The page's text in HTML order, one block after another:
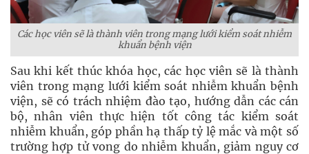
Các học viên sẽ là thành viên trong mạng lưới kiểm soát nhiễm
khuẩn bệnh viện
Sau khi kết thúc khóa học, các học viên sẽ là thành
viên trong mạng lưới kiểm soát nhiễm khuẩn bệnh
viện, sẽ có trách nhiệm đào tạo, hướng dẫn các cán
bộ, nhân viên thực hiện tốt công tác kiểm soát
nhiễm khuẩn, góp phần hạ thấp tỷ lệ mắc và một số
trường hợp tử vong do nhiễm khuẩn, giảm nguy cơ